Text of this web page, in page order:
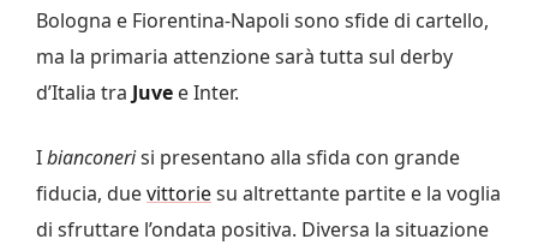
Bologna e Fiorentina-Napoli sono sfide di cartello,
ma la primaria attenzione sarà tutta sul derby
d’Italia tra Juve e Inter.
Ibianconerisi presentano alla sfida con grande
fiducia, duevittoriesu altrettante partite e la voglia
di sfruttare l’ondata positiva. Diversa la situazione